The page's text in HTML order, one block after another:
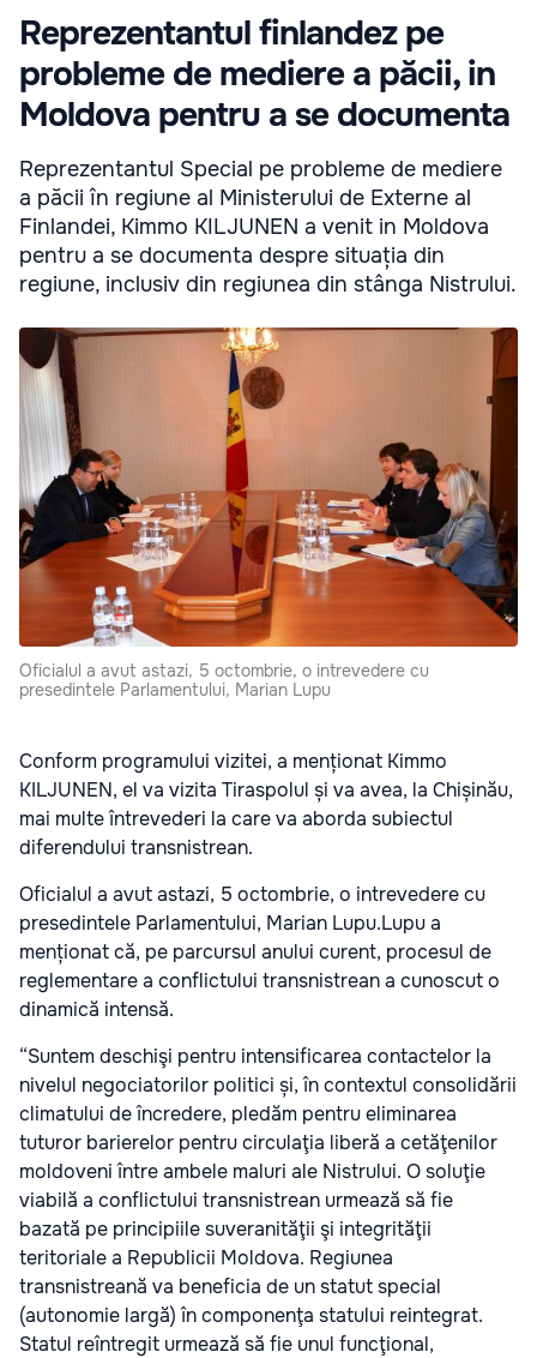
Reprezentantul finlandez pe
probleme de mediere a păcii, in
Moldova pentru a se documenta
Reprezentantul Special pe probleme de mediere
a păcii în regiune al Ministerului de Externe al
Finlandei, Kimmo KILJUNEN a venit in Moldova
pentru a se documenta despre situația din
regiune, inclusiv din regiunea din stânga Nistrului.
Oficialul a avut astazi, 5 octombrie, o intrevedere cu
presedintele Parlamentului, Marian Lupu
Conform programului vizitei, a menționat Kimmo
KILJUNEN, el va vizita Tiraspolul și va avea, la Chișinău,
mai multe întrevederi la care va aborda subiectul
diferendului transnistrean.
Oficialul a avut astazi, 5 octombrie, o intrevedere cu
presedintele Parlamentului, Marian Lupu.Lupu a
menționat că, pe parcursul anului curent, procesul de
reglementare a conflictului transnistrean a cunoscut o
dinamică intensă.
“Suntem deschişi pentru intensificarea contactelor la
nivelul negociatorilor politici și, în contextul consolidării
climatului de încredere, pledăm pentru eliminarea
tuturor barierelor pentru circulaţia liberă a cetăţenilor
moldoveni între ambele maluri ale Nistrului. O soluţie
viabilă a conflictului transnistrean urmează să fie
bazată pe principiile suveranităţii şi integrităţii
teritoriale a Republicii Moldova. Regiunea
transnistreană va beneficia de un statut special
(autonomie largă) în componenţa statului reintegrat.
Statul reîntregit urmează să fie unul funcţional,